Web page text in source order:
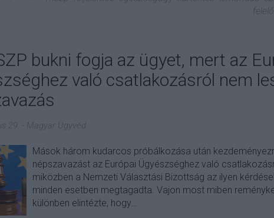
bukni fogja az ügyet, mert az
való csatlakozásról nem
29. Magyar Ügyvéd
Mások három kudarcos próbálkozása után
népszavazást az Európai Ügyészséghez való
miközben a Nemzeti Választási Bizottság az ilyen
minden esetben megtagadta. Vajon most miben
különben elintézte, hogy…